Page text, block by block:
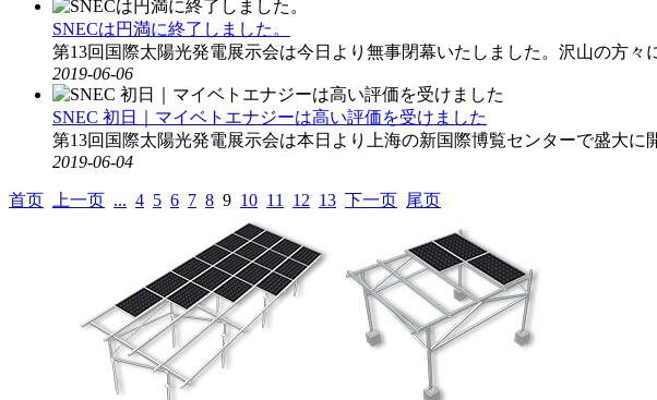
SNECは円満に終了しました。
第13回国際太陽光発電展示会は今日より無事閉幕いたしました。沢山の方々
2019-06-06
SNEC 初日｜マイベトエナジーは高い評価を受けました
第13回国際太陽光発電展示会は本日より上海の新国際博覧センターで盛大に
2019-06-04
首页 上一页 ... 4 5 6 7 8 9 10 11 12 13 下一页 尾页